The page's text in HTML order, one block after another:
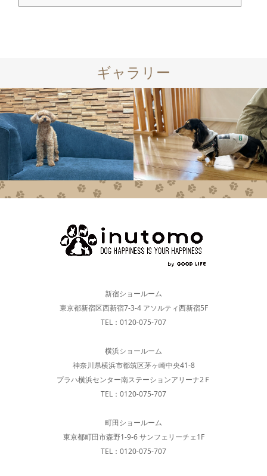
ギャラリー
新宿ショールーム
東京都新宿区西新宿7-3-4 アソルティ西新宿5F
TEL：0120-075-707
横浜ショールーム
神奈川県横浜市都筑区茅ヶ崎中央41-8
プラハ横浜センター南ステーションアリーナ2Ｆ
TEL：0120-075-707
町田ショールーム
東京都町田市森野1-9-6 サンフェリーチェ1F
TEL：0120-075-707